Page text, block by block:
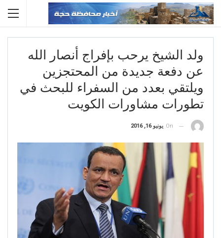
ولد الشيخ يرحب بإفراج أنصار الله
عن دفعة جديدة من المحتجزين
ويلتقي بعدد من السفراء للبحث في
تطورات مشاورات الكويت
On يونيو 16, 2016